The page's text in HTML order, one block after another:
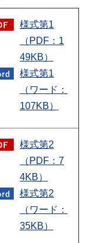
様式第1
（PDF：1
49KB）
様式第1
（ワード：
107KB）
様式第2
（PDF：7
4KB）
様式第2
（ワード：
35KB）